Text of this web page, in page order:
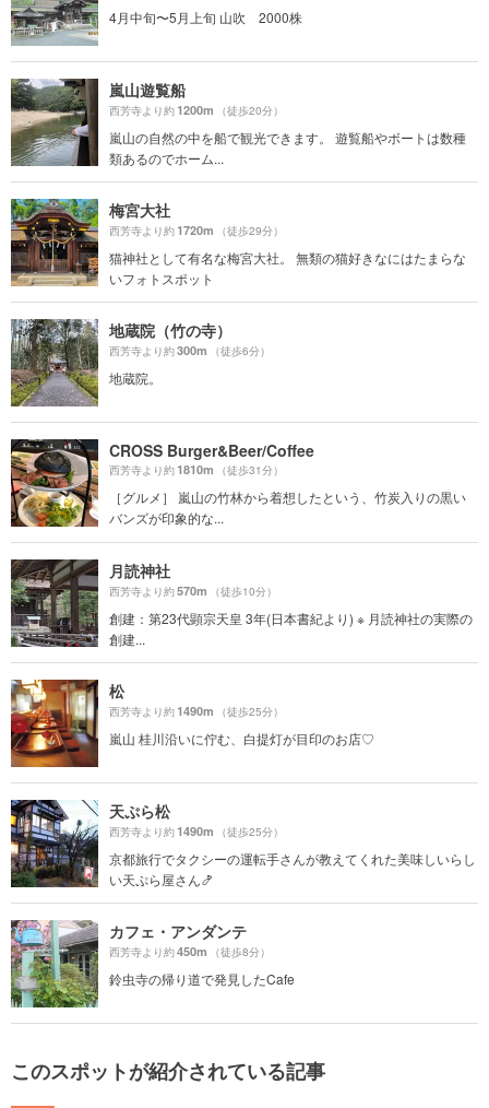
4月中旬〜5月上旬 山吹 2000株
嵐山遊覧船
西芳寺より約1200m （徒歩20分）
嵐山の自然の中を船で観光できます。 遊覧船やボートは数種
類あるのでホーム...
梅宮大社
西芳寺より約1720m （徒歩29分）
猫神社として有名な梅宮大社。 無類の猫好きなにはたまらな
いフォトスポット
地蔵院（竹の寺）
西芳寺より約300m （徒歩6分）
地蔵院。
CROSS Burger&Beer/Coffee
西芳寺より約1810m （徒歩31分）
［グルメ］ 嵐山の竹林から着想したという、竹炭入りの黒い
バンズが印象的な...
月読神社
西芳寺より約570m （徒歩10分）
創建：第23代顕宗天皇 3年(日本書紀より) ※ 月読神社の実際の
創建...
松
西芳寺より約1490m （徒歩25分）
嵐山 桂川沿いに佇む、白提灯が目印のお店♡
天ぷら松
西芳寺より約1490m （徒歩25分）
京都旅行でタクシーの運転手さんが教えてくれた美味しいらし
い天ぷら屋さん🍤
カフェ・アンダンテ
西芳寺より約450m （徒歩8分）
鈴虫寺の帰り道で発見したCafe
このスポットが紹介されている記事